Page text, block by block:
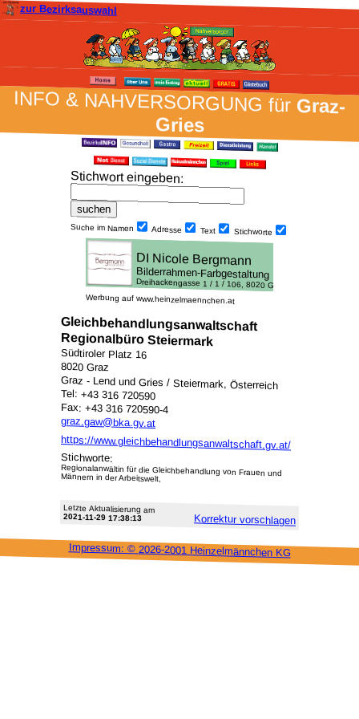
zur Bezirksauswahl
INFO & NAH­VER­SORG­UNG fürGraz-
Gries
Stich­wort ein­geben:
Suche im Namen Adresse Text Stich­worte
Werbung auf www.heinzelmaennchen.at
Gleichbehandlungsanwaltschaft
Regionalbüro Steiermark
Südtiroler Platz 16
8020 Graz
Graz - Lend und Gries / Steiermark, Österreich
Tel: +43 316 720590
Fax: +43 316 720590-4
graz.gaw@bka.gv.at
https://www.gleichbehandlungsanwaltschaft.gv.at/
Stichworte:
Regionalanwältin für die Gleichbehandlung von Frauen und
Männern in der Arbeitswelt,
Letzte Aktu­alisie­rung am
2021-11-29 17:38:13 Korrektur vor­schlagen
Impressum: © 2026-2001 Heinzel­männchen KG